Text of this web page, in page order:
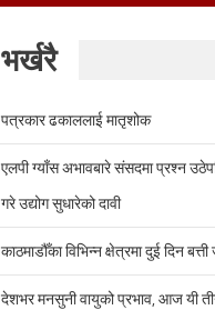
भर्खरै
पत्रकार ढकाललाई मातृशोक
एलपी ग्याँस अभावबारे संसदमा प्रश्न
गरे उद्योग सुधारेको दावी
काठमाडौँका विभिन्न क्षेत्रमा दुई दिन
देशभर मनसुनी वायुको प्रभाव, आज यी